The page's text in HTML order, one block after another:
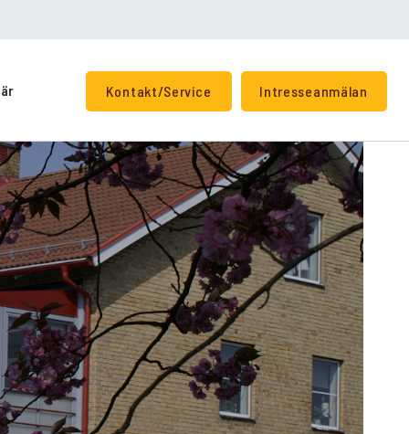
Kontakt/Service Intresseanmälan
+